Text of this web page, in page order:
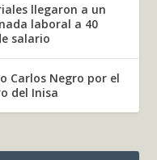
llegaron a un
laboral a 40
salario
Carlos Negro por el
del Inisa